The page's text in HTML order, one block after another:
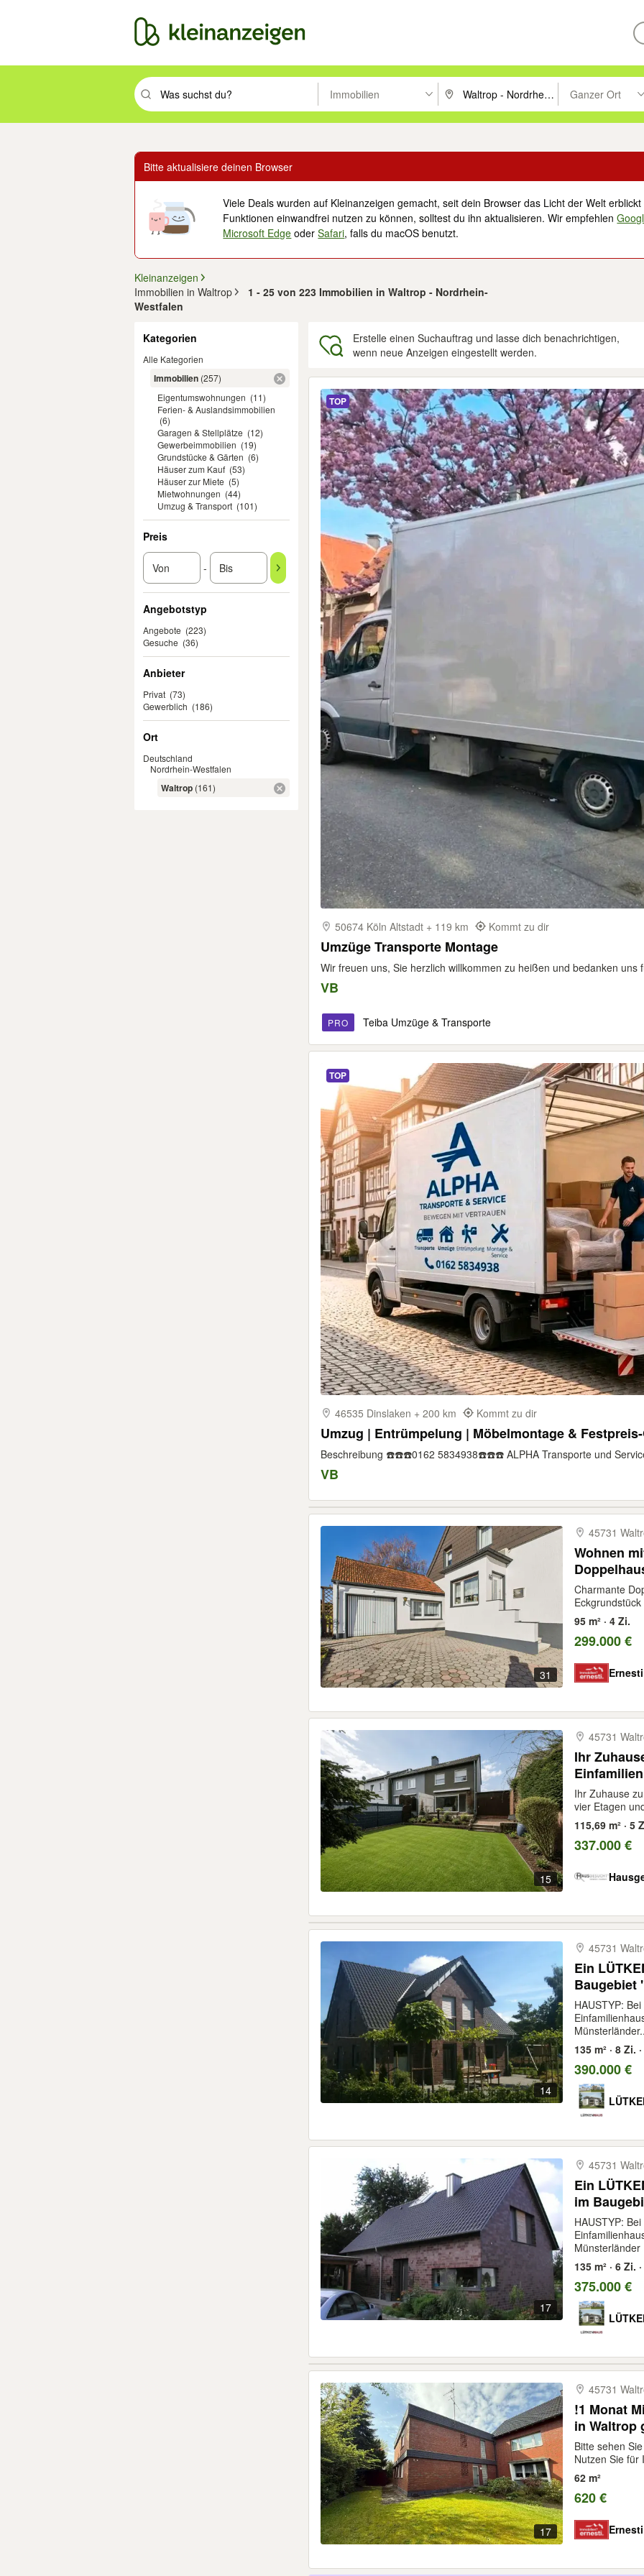
Suchbegriff eingeben. Eingabetaste drücken um zu suchen, oder Vorschläge mit den Pfeiltasten nach oben/
Immobilien PLZ oder Ort eingeben. Eingabetaste
Ganzer Ort
Suche im
Bitte aktualisiere deinen Browser
Viele Deals wurden auf Kleinanzeigen gemacht, seit dein Browser das Licht der Welt
Funktionen einwandfrei nutzen zu können, solltest du ihn aktualisieren. Wir empfehlen
Microsoft Edge oderSafari, falls du macOS benutzt.
Kleinanzeigen
Immobilien in Waltrop
1 - 25 von 223 Immobilien in Waltrop - Nordrhein-
Westfalen
Kategorien
Alle Kategorien
Immobilien (257)
Eigentumswohnungen (11)
Ferien- & Auslandsimmobilien
(6)
Garagen & Stellplätze (12)
Gewerbeimmobilien (19)
Grundstücke & Gärten (6)
Häuser zum Kauf (53)
Häuser zur Miete (5)
Mietwohnungen (44)
Umzug & Transport (101)
Preis
-
Angebotstyp
Angebote (223)
Gesuche (36)
Anbieter
Privat (73)
Gewerblich (186)
Ort
Deutschland
Nordrhein-Westfalen
Waltrop (161)
Erstelle einen Suchauftrag und lasse dich benachrichtigen,
wenn neue Anzeigen eingestellt werden.
TOP
50674 Köln Altstadt + 119 km Kommt zu dir
Umzüge Transporte Montage
Wir freuen uns, Sie herzlich willkommen zu heißen und bedanken uns
VB
PRO Teiba Umzüge & Transporte
TOP
46535 Dinslaken + 200 km Kommt zu dir
Umzug | Entrümpelung | Möbelmontage &
Beschreibung ☎️☎️☎️0162 5834938☎️☎️☎️ ALPHA Transporte und
VB
31
45731
Wohnen
Charmante
95 m² · 4 Zi.
299.000 €
15
45731
Ihr
Garten
Ihr Zuhause
vier Etagen
115,69 m² · 5
337.000 €
14
45731
Ein
Baugebiet
(Dülmen)
HAUSTYP:
135 m² · 8
390.000 €
17
45731
Ein
im
Buldern
HAUSTYP:
135 m² · 6
375.000 €
17
45731
!1 Monat
in Waltrop
Bitte sehen
Nutzen Sie für
62 m²
620 €